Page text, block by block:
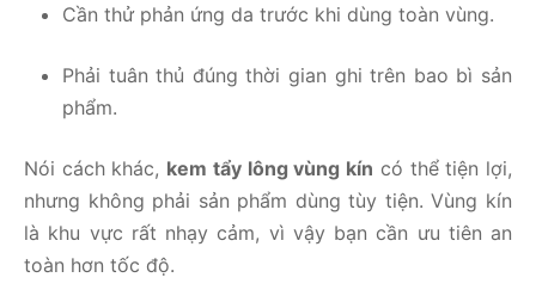
Cần thử phản ứng da trước khi dùng toàn vùng.
Phải tuân thủ đúng thời gian ghi trên bao bì sản
phẩm.
Nói cách khác, kem tẩy lông vùng kín có thể tiện lợi,
nhưng không phải sản phẩm dùng tùy tiện. Vùng kín
là khu vực rất nhạy cảm, vì vậy bạn cần ưu tiên an
toàn hơn tốc độ.